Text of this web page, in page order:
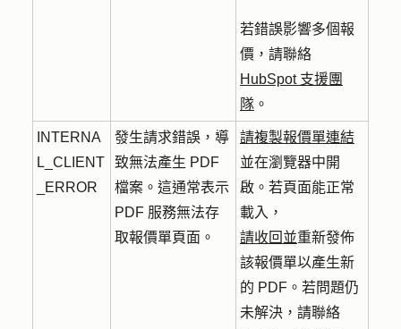
若錯誤影響多個報
價，請聯絡
HubSpot 支援團
隊 。
INTERNA
L_CLIENT
_ERROR
發生請求錯誤，導
致無法產生 PDF
檔案。這通常表示
PDF 服務無法存
取報價單頁面。
請複製報價單連結
並在瀏覽器中開
啟。若頁面能正常
載入，
請收回並重新發佈
該報價單以產生新
的 PDF。若問題仍
未解決，請聯絡